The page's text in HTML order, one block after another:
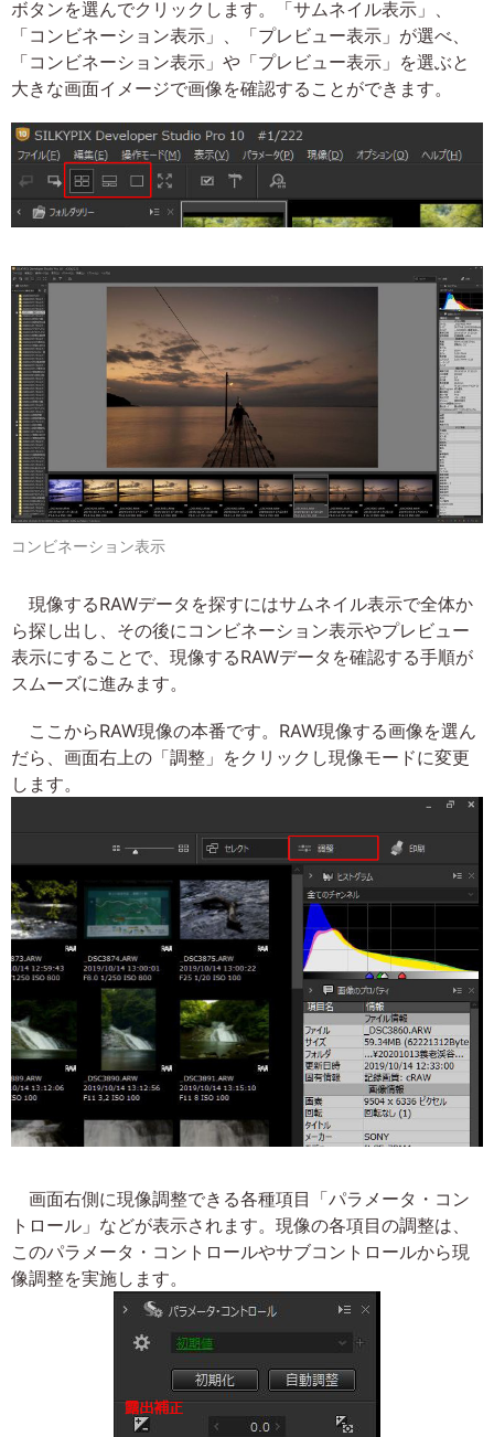
ボタンを選んでクリックします。「サムネイル表示」、
「コンビネーション表示」、「プレビュー表示」が選べ、
「コンビネーション表示」や「プレビュー表示」を選ぶと
大きな画面イメージで画像を確認することができます。
コンビネーション表示
現像するRAWデータを探すにはサムネイル表示で全体か
ら探し出し、その後にコンビネーション表示やプレビュー
表示にすることで、現像するRAWデータを確認する手順が
スムーズに進みます。
ここからRAW現像の本番です。RAW現像する画像を選ん
だら、画面右上の「調整」をクリックし現像モードに変更
します。
画面右側に現像調整できる各種項目「パラメータ・コン
トロール」などが表示されます。現像の各項目の調整は、
このパラメータ・コントロールやサブコントロールから現
像調整を実施します。